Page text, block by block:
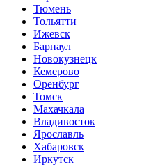
Тюмень
Тольятти
Ижевск
Барнаул
Новокузнецк
Кемерово
Оренбург
Томск
Махачкала
Владивосток
Ярославль
Хабаровск
Иркутск